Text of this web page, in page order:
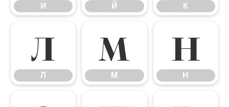
И Й К
Л
Л
М
М
Н
Н